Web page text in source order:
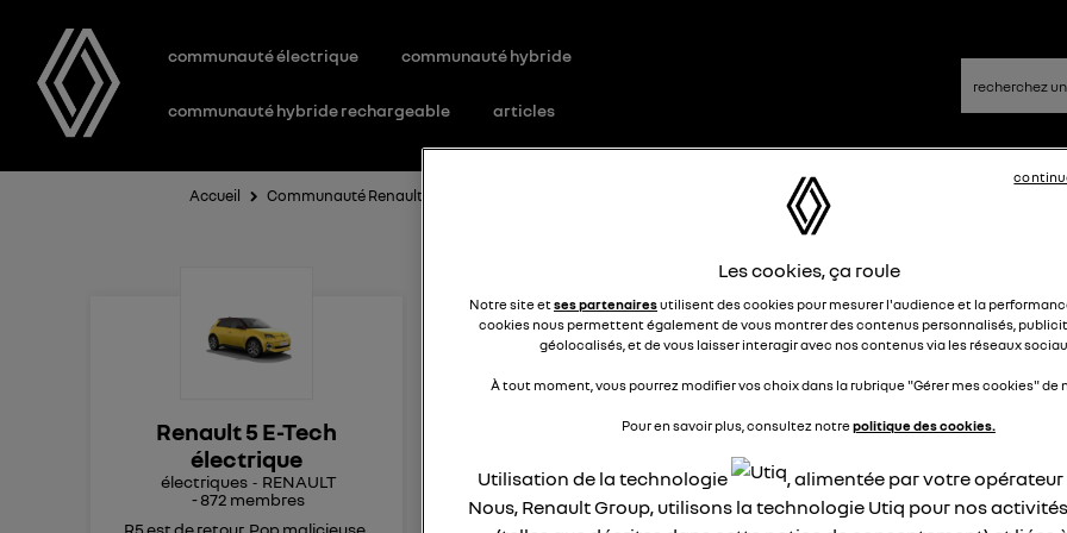
communauté électrique communauté hybride
communauté hybride rechargeable articles
Accueil Communauté Renault 5 E-Tech électrique
Renault 5 E-Tech
électrique
électriques
RENAULT
-872 membres
R5 est de retour. Pop malicieuse,
Appli SMART MOBILIZE
JLF
La RENAULT 5 ELEC n'apparait pas dans les véhicules pouvant se
connecter sur l'appli SMART MOBILIZE
répondre 1
Les cookies, ça roule
Notre site etses partenairesutilisent des cookies pour mesurer l'audience et la
cookies nous permettent également de vous montrer des contenus personnalisés,
géolocalisés, et de vous laisser interagir avec nos contenus via les réseaux
À tout moment, vous pourrez modifier vos choix dans la rubrique "Gérer mes cookies" de
Pour en savoir plus, consultez notrepolitique des cookies.
Utilisation de la technologie
, alimentée par votre
Nous, Renault Group, utilisons la technologie Utiq pour nos